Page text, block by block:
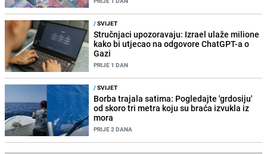
/SVIJET
Stručnjaci upozoravaju: Izrael ulaže milione
kako bi utjecao na odgovore ChatGPT-a o
Gazi
PRIJE 1 DAN
/SVIJET
Borba trajala satima: Pogledajte 'grdosiju'
od skoro tri metra koju su braća izvukla iz
mora
PRIJE 2 DANA